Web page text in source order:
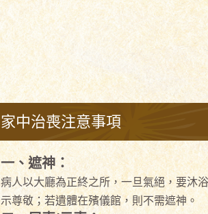
家中治喪注意事項
一、遮神：
病人以大廳為正終之所，一旦氣絕，要沐
示尊敬；若遺體在殯儀館，則不需遮神。